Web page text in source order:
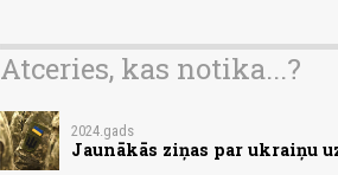
Atceries, kas notika...?
2024.gads
Jaunākās ziņas par ukraiņu